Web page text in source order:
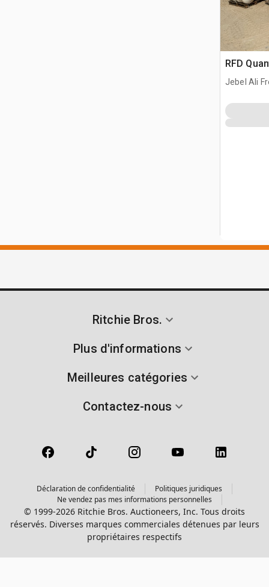
RFD
Jebel Ali
Ritchie Bros.
Plus d'informations
Meilleures catégories
Contactez-nous
Déclaration de confidentialité
Politiques juridiques
Ne vendez pas mes informations personnelles
© 1999-2026 Ritchie Bros. Auctioneers, Inc. Tous droits
réservés. Diverses marques commerciales détenues par leurs
propriétaires respectifs